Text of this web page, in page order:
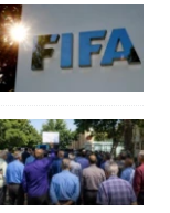
صفحه‌های ویژه
سفر پرزیدنت